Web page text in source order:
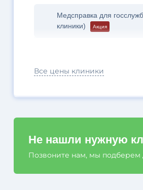
Медсправка для
клиники)
Акция
Все цены клиники
Не нашли нужную
Позвоните нам, мы